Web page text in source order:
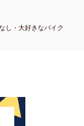
し・大好きなバイク